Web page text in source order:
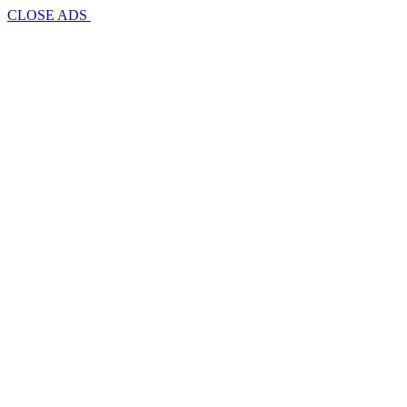
CLOSE ADS